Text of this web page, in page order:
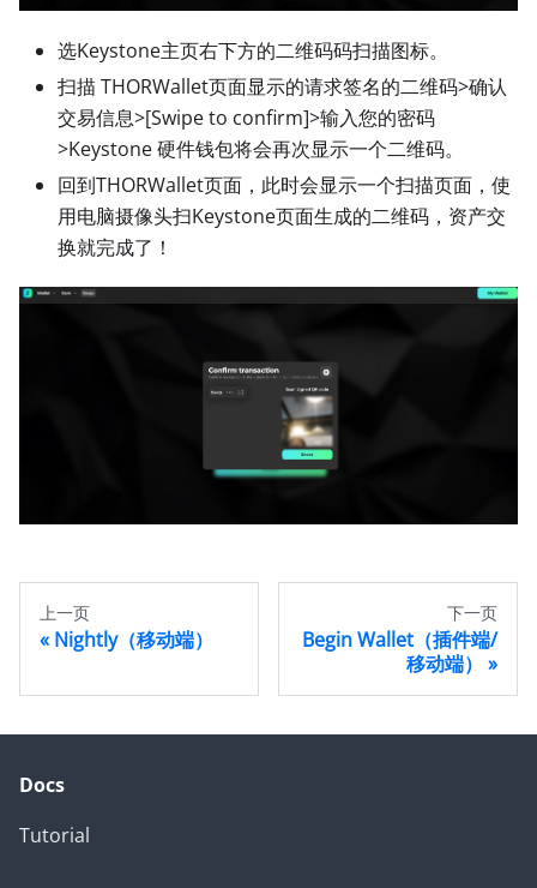
选Keystone主页右下方的二维码码扫描图标。
扫描 THORWallet页面显示的请求签名的二维码>确认
交易信息>[Swipe to confirm]>输入您的密码
>Keystone 硬件钱包将会再次显示一个二维码。
回到THORWallet页面，此时会显示一个扫描页面，使
用电脑摄像头扫Keystone页面生成的二维码，资产交
换就完成了！
上一页
Nightly（移动端）
下一页
Begin Wallet（插件端/
移动端）
Docs
Tutorial